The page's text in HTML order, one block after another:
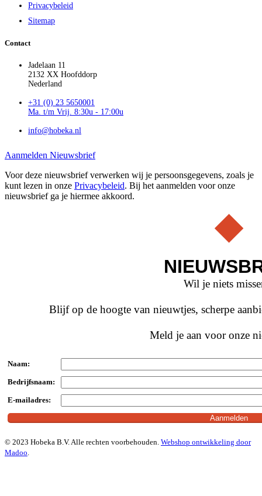
Privacybeleid
Sitemap
Contact
Jadelaan 11
2132 XX Hoofddorp
Nederland
+31 (0) 23 5650001
Ma. t/m Vrij. 8:30u - 17:00u
info@hobeka.nl
Aanmelden Nieuwsbrief
Voor deze nieuwsbrief verwerken wij je persoonsgegevens, zoals je
kunt lezen in onze Privacybeleid. Bij het aanmelden voor onze
nieuwsbrief ga je hiermee akkoord.
Wil je niets
Blijf op de hoogte van nieuwtjes, scherpe
Meld je aan voor onze
Naam:
Bedrijfsnaam:
E-mailadres:
© 2023 Hobeka B.V. Alle rechten voorbehouden. Webshop ontwikkeling door
Madoo.